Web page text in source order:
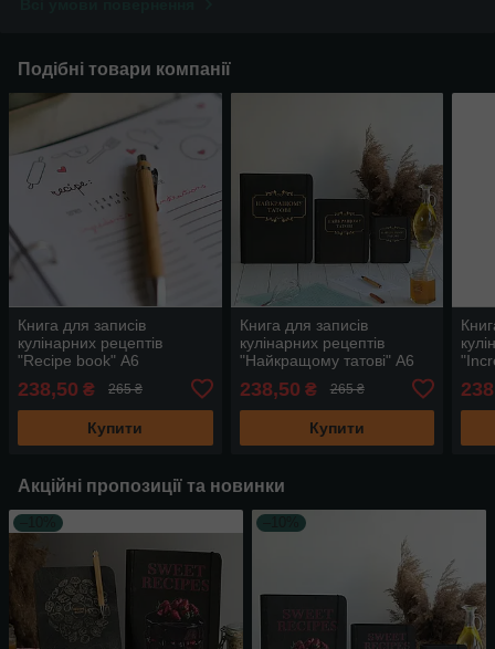
Подібні товари компанії
Книга для записів
кулінарних рецептів
"Recipe book" А6
238,50 ₴ 265 ₴
Купити
Книга для записів
кулінарних рецептів
"Найкращому татові" А6
238,50 ₴ 265 ₴
Купити
Акційні пропозиції та новинки